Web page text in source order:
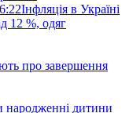
Інфляція в Україні
12 %, одяг
про завершення
народженні дитини